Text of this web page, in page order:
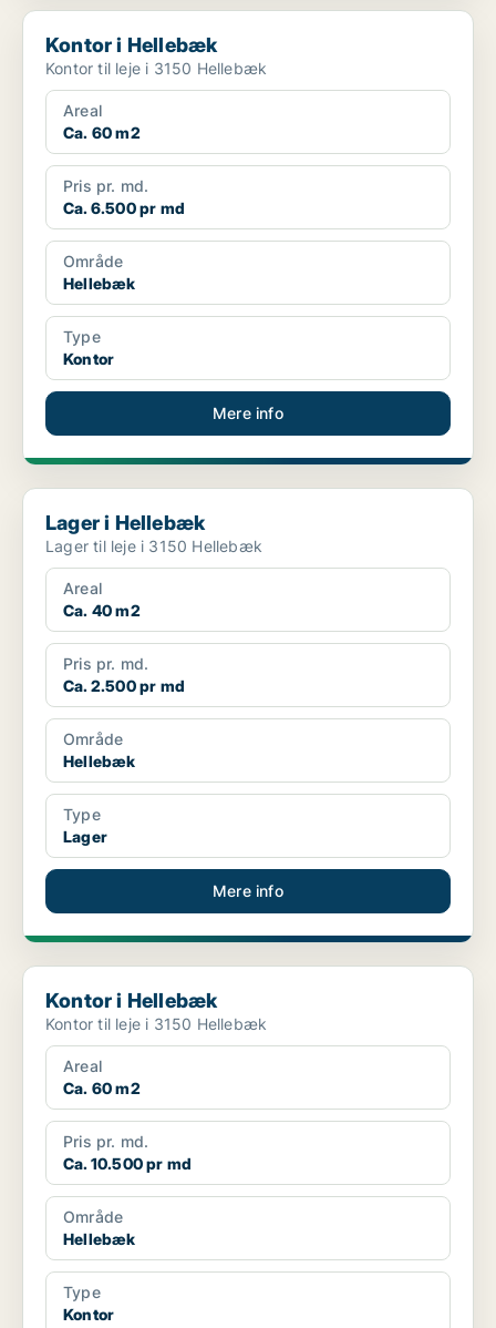
Kontor i Hellebæk
Kontor i Hellebæk
Kontor til leje i 3150 Hellebæk
Areal
Ca. 60 m2
Pris pr. md.
Ca. 6.500 pr md
Område
Hellebæk
Type
Kontor
Mere info
Lager i Hellebæk
Lager i Hellebæk
Lager til leje i 3150 Hellebæk
Areal
Ca. 40 m2
Pris pr. md.
Ca. 2.500 pr md
Område
Hellebæk
Type
Lager
Mere info
Kontor i Hellebæk
Kontor i Hellebæk
Kontor til leje i 3150 Hellebæk
Areal
Ca. 60 m2
Pris pr. md.
Ca. 10.500 pr md
Område
Hellebæk
Type
Kontor